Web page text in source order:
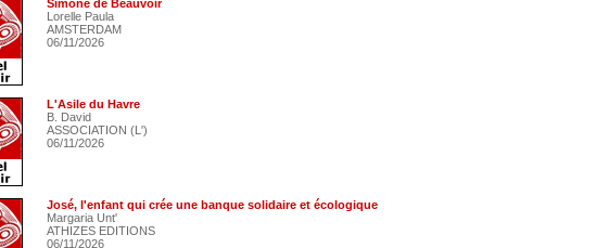
Simone de Beauvoir
Lorelle Paula
AMSTERDAM
06/11/2026
L'Asile du Havre
B. David
ASSOCIATION (L')
06/11/2026
José, l'enfant qui crée une banque solidaire et écologique
Margaria Unt'
ATHIZES EDITIONS
06/11/2026